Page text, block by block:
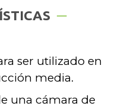
ser utilizado en
media.
una cámara de